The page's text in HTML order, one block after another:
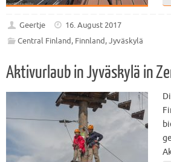
Geertje
16. August 2017
Central Finland, Finnland,Jyväskylä
Aktivurlaub in Jyväskylä in